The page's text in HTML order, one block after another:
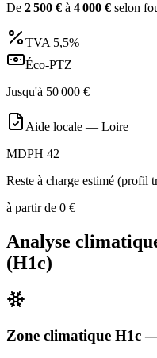
De 2 500 € à 4 000 € selon
TVA 5,5%
Éco-PTZ
Jusqu'à 50 000 €
Aide locale — Loire
MDPH 42
Reste à charge estimé (profil
à partir de 0 €
Analyse
(H1c)
Zone climatique H1c—